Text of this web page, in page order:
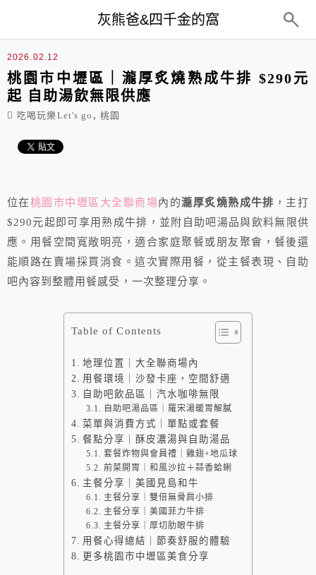
灰熊爸&四千金的窩
2026.02.12
桃園市中壢區｜瀧厚炙燒熟成牛排 $290元
起 自助湯飲無限供應
吃喝玩樂Let's go , 桃園
位在桃園市中壢區大全聯商場內的瀧厚炙燒熟成牛排 ，主打
$290元起即可享用熟成牛排，並附自助吧湯品與飲料無限供
應。用餐空間寬敞明亮，適合家庭聚餐或朋友聚會，餐後還
能順路在賣場採買消食。這次實際用餐，從主餐表現、自助
吧內容到整體用餐感受，一次整理分享。
Table of Contents
地理位置｜大全聯商場內
用餐環境｜沙發卡座，空間舒適
自助吧飲品區｜汽水咖啡無限
自助吧湯品區｜羅宋湯暖胃解膩
菜單與消費方式｜單點或套餐
餐點分享｜酥皮濃湯與自助湯品
套餐炸物與會員禮｜雞翅+地瓜球
前菜開胃｜和風沙拉＋蒜香蛤蜊
主餐分享｜美國見島和牛
主餐分享｜雙倍無骨肩小排
主餐分享｜美國菲力牛排
主餐分享｜厚切肋眼牛排
用餐心得總結｜節奏舒服的體驗
更多桃園市中壢區美食分享